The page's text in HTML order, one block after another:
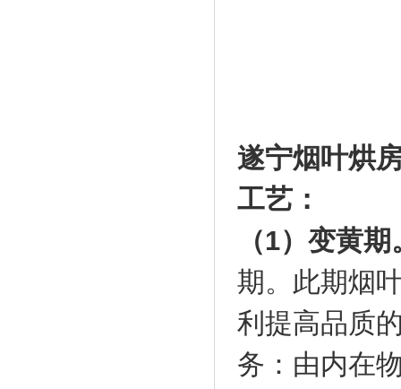
遂宁烟叶烘
工艺：
（1）变黄期
期。此期烟
利提高品质
务：由内在